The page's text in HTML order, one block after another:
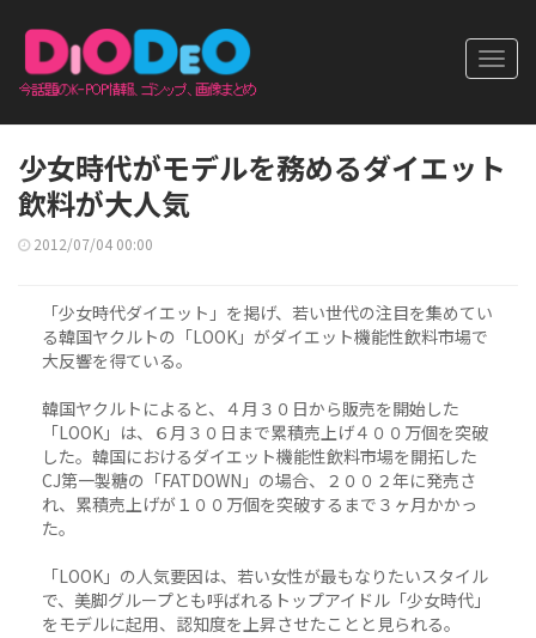
少女時代がモデルを務めるダイエット
飲料が大人気
2012/07/04 00:00
「少女時代ダイエット」を掲げ、若い世代の注目を集めてい
る韓国ヤクルトの「LOOK」がダイエット機能性飲料市場で
大反響を得ている。
韓国ヤクルトによると、４月３０日から販売を開始した
「LOOK」は、６月３０日まで累積売上げ４００万個を突破
した。韓国におけるダイエット機能性飲料市場を開拓した
CJ第一製糖の「FATDOWN」の場合、２００２年に発売さ
れ、累積売上げが１００万個を突破するまで３ヶ月かかっ
た。
「LOOK」の人気要因は、若い女性が最もなりたいスタイル
で、美脚グループとも呼ばれるトップアイドル「少女時代」
をモデルに起用、認知度を上昇させたことと見られる。